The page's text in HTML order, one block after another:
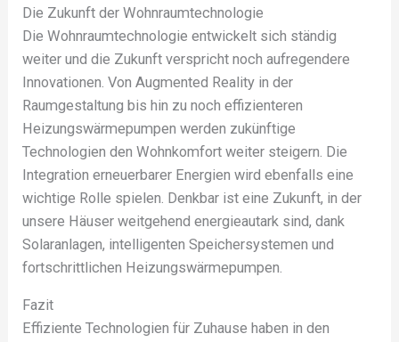
Die Zukunft der Wohnraumtechnologie
Die Wohnraumtechnologie entwickelt sich ständig
weiter und die Zukunft verspricht noch aufregendere
Innovationen. Von Augmented Reality in der
Raumgestaltung bis hin zu noch effizienteren
Heizungswärmepumpen werden zukünftige
Technologien den Wohnkomfort weiter steigern. Die
Integration erneuerbarer Energien wird ebenfalls eine
wichtige Rolle spielen. Denkbar ist eine Zukunft, in der
unsere Häuser weitgehend energieautark sind, dank
Solaranlagen, intelligenten Speichersystemen und
fortschrittlichen Heizungswärmepumpen.
Fazit
Effiziente Technologien für Zuhause haben in den